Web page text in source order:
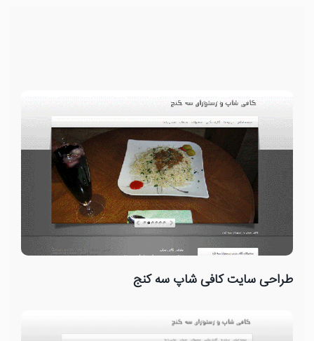
طراحی سایت کافی شاپ سه کنج